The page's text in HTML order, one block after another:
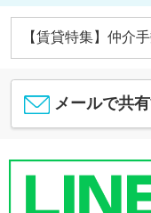
【賃貸特集】仲介
メールで共